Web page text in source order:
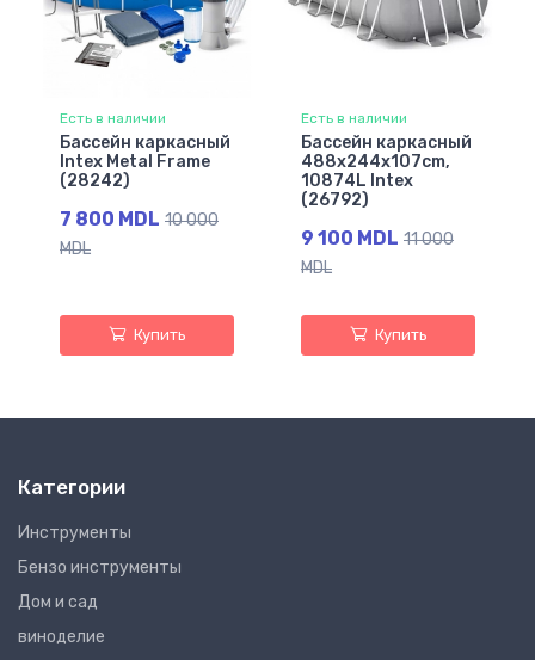
Есть в наличии
Бассейн каркасный
Intex Metal Frame
(28242)
7 800 MDL 10 000
MDL
Купить
Есть в наличии
Бассейн каркасный
488x244x107cm,
10874L Intex
(26792)
9 100 MDL 11 000
MDL
Купить
Категории
Инструменты
Бензо инструменты
Дом и сад
виноделие